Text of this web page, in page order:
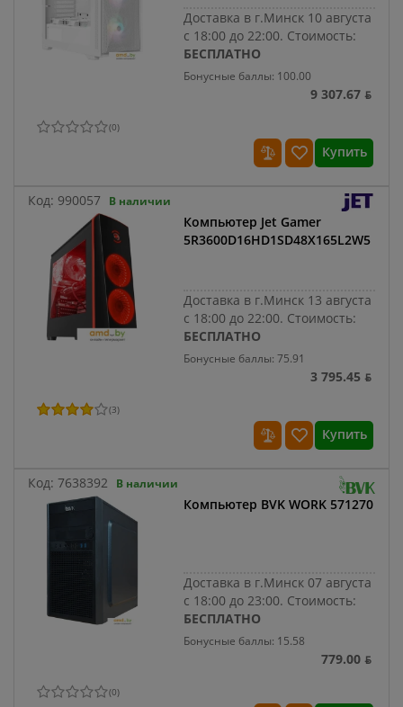
Доставка в г.Минск 10 августа
с 18:00 до 22:00. Стоимость:
БЕСПЛАТНО
Бонусные баллы: 100.00
9 307.67 ƃ
(0)
Купить
Код: 990057 В наличии
Компьютер Jet Gamer
5R3600D16HD1SD48X165L2W5
Доставка в г.Минск 13 августа
с 18:00 до 22:00. Стоимость:
БЕСПЛАТНО
Бонусные баллы: 75.91
3 795.45 ƃ
(3)
Купить
Код: 7638392 В наличии
Компьютер BVK WORK 571270
Доставка в г.Минск 07 августа
с 18:00 до 23:00. Стоимость:
БЕСПЛАТНО
Бонусные баллы: 15.58
779.00 ƃ
(0)